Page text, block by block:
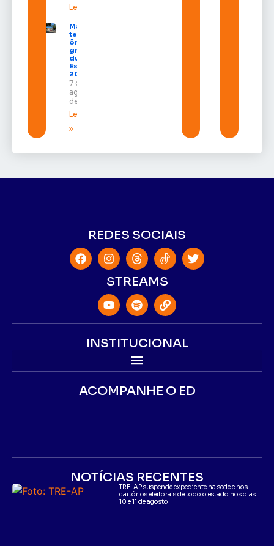
Leia mais »
Macapá
terá
ônibus
gratuitos
durante a
Expofeira
2026
7 de
agosto
de 2026
Leia mais
»
REDES SOCIAIS
STREAMS
INSTITUCIONAL
ACOMPANHE O ED
NOTÍCIAS RECENTES
TRE-AP suspende expediente na sede e nos
cartórios eleitorais de todo o estado nos dias
10 e 11 de agosto